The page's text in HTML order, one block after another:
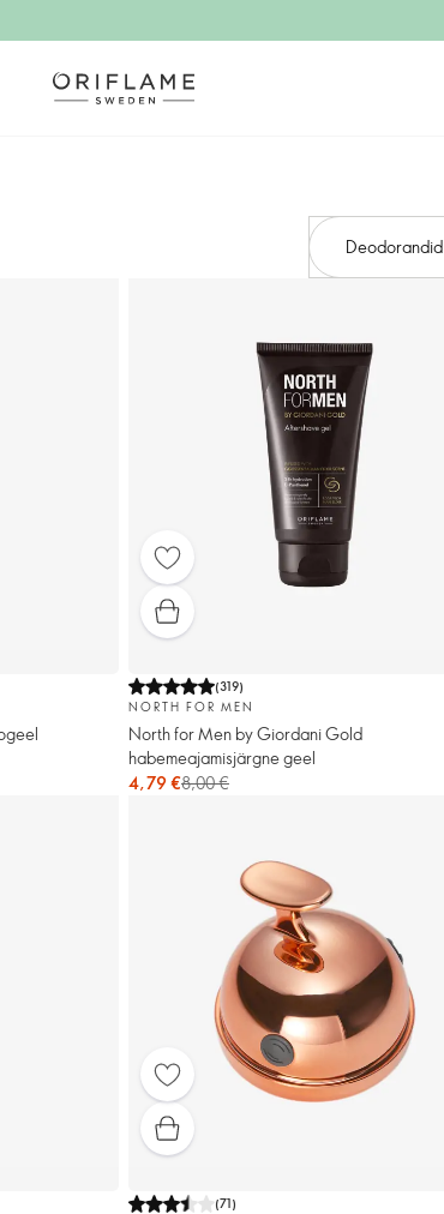
Deodorandid
(319)
NORTH FOR MEN
North for Men by Giordani Gold
habemeajamisjärgne geel
4,79 €8,00 €
(71)